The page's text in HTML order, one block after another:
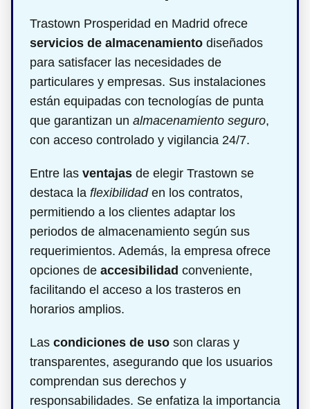
Trastown Prosperidad en Madrid ofrece
servicios de almacenamiento diseñados
para satisfacer las necesidades de
particulares y empresas. Sus instalaciones
están equipadas con tecnologías de punta
que garantizan un almacenamiento seguro,
con acceso controlado y vigilancia 24/7.
Entre las ventajas de elegir Trastown se
destaca la flexibilidaden los contratos,
permitiendo a los clientes adaptar los
periodos de almacenamiento según sus
requerimientos. Además, la empresa ofrece
opciones de accesibilidad conveniente,
facilitando el acceso a los trasteros en
horarios amplios.
Las condiciones de uso son claras y
transparentes, asegurando que los usuarios
comprendan sus derechos y
responsabilidades. Se enfatiza la importancia